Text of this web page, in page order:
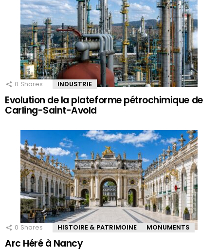
0 Shares INDUSTRIE
Evolution de la plateforme pétrochimique de
Carling-Saint-Avold
0 Shares HISTOIRE & PATRIMOINE MONUMENTS
Arc Héré à Nancy